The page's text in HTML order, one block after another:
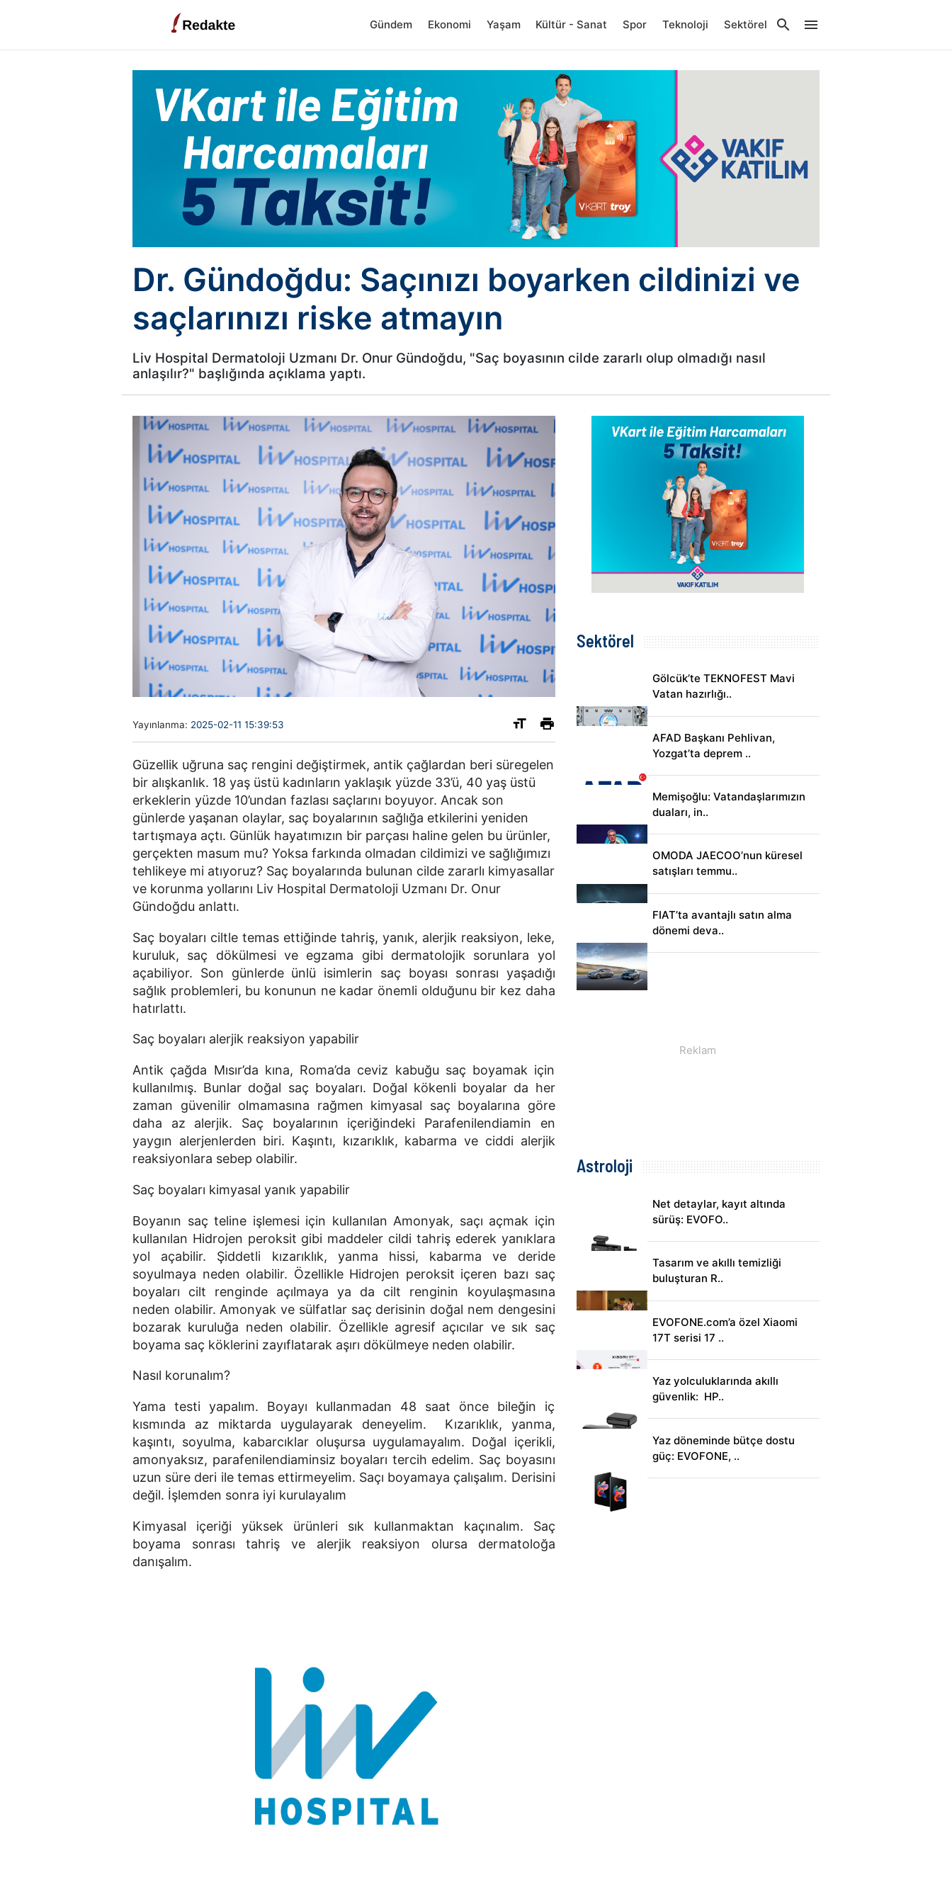
Gündem Ekonomi Yaşam Kültür - Sanat Spor Teknoloji Sektörel
Dr. Gündoğdu: Saçınızı boyarken cildinizi ve
saçlarınızı riske atmayın
Liv Hospital Dermatoloji Uzmanı Dr. Onur Gündoğdu, "Saç boyasının cilde zararlı olup olmadığı nasıl
anlaşılır?" başlığında açıklama yaptı.
Yayınlanma: 2025-02-11 15:39:53
Güzellik uğruna saç rengini değiştirmek, antik çağlardan beri süregelen
bir alışkanlık. 18 yaş üstü kadınların yaklaşık yüzde 33’ü, 40 yaş üstü
erkeklerin yüzde 10’undan fazlası saçlarını boyuyor. Ancak son
günlerde yaşanan olaylar, saç boyalarının sağlığa etkilerini yeniden
tartışmaya açtı. Günlük hayatımızın bir parçası haline gelen bu ürünler,
gerçekten masum mu? Yoksa farkında olmadan cildimizi ve sağlığımızı
tehlikeye mi atıyoruz? Saç boyalarında bulunan cilde zararlı kimyasallar
ve korunma yollarını Liv Hospital Dermatoloji Uzmanı Dr. Onur
Gündoğdu anlattı.
Saç boyaları ciltle temas ettiğinde tahriş, yanık, alerjik reaksiyon, leke,
kuruluk, saç dökülmesi ve egzama gibi dermatolojik sorunlara yol
açabiliyor. Son günlerde ünlü isimlerin saç boyası sonrası yaşadığı
sağlık problemleri, bu konunun ne kadar önemli olduğunu bir kez daha
hatırlattı.
Saç boyaları alerjik reaksiyon yapabilir
Antik çağda Mısır’da kına, Roma’da ceviz kabuğu saç boyamak için
kullanılmış. Bunlar doğal saç boyaları. Doğal kökenli boyalar da her
zaman güvenilir olmamasına rağmen kimyasal saç boyalarına göre
daha az alerjik. Saç boyalarının içeriğindeki Parafenilendiamin en
yaygın alerjenlerden biri. Kaşıntı, kızarıklık, kabarma ve ciddi alerjik
reaksiyonlara sebep olabilir.
Saç boyaları kimyasal yanık yapabilir
Boyanın saç teline işlemesi için kullanılan Amonyak, saçı açmak için
kullanılan Hidrojen peroksit gibi maddeler cildi tahriş ederek yanıklara
yol açabilir. Şiddetli kızarıklık, yanma hissi, kabarma ve deride
soyulmaya neden olabilir. Özellikle Hidrojen peroksit içeren bazı saç
boyaları cilt renginde açılmaya ya da cilt renginin koyulaşmasına
neden olabilir. Amonyak ve sülfatlar saç derisinin doğal nem dengesini
bozarak kuruluğa neden olabilir. Özellikle agresif açıcılar ve sık saç
boyama saç köklerini zayıflatarak aşırı dökülmeye neden olabilir.
Nasıl korunalım?
Yama testi yapalım. Boyayı kullanmadan 48 saat önce bileğin iç
kısmında az miktarda uygulayarak deneyelim. Kızarıklık, yanma,
kaşıntı, soyulma, kabarcıklar oluşursa uygulamayalım. Doğal içerikli,
amonyaksız, parafenilendiaminsiz boyaları tercih edelim. Saç boyasını
uzun süre deri ile temas ettirmeyelim. Saçı boyamaya çalışalım. Derisini
değil. İşlemden sonra iyi kurulayalım
Kimyasal içeriği yüksek ürünleri sık kullanmaktan kaçınalım. Saç
boyama sonrası tahriş ve alerjik reaksiyon olursa dermatoloğa
danışalım.
Sektörel
Gölcük’te TEKNOFEST Mavi
Vatan hazırlığı..
AFAD Başkanı Pehlivan,
Yozgat’ta deprem ..
Memişoğlu: Vatandaşlarımızın
duaları, in..
OMODA JAECOO’nun küresel
satışları temmu..
FIAT’ta avantajlı satın alma
dönemi deva..
Astroloji
Net detaylar, kayıt altında
sürüş: EVOFO..
Tasarım ve akıllı temizliği
buluşturan R..
EVOFONE.com’a özel Xiaomi
17T serisi 17 ..
Yaz yolculuklarında akıllı
güvenlik: HP..
Yaz döneminde bütçe dostu
güç: EVOFONE, ..